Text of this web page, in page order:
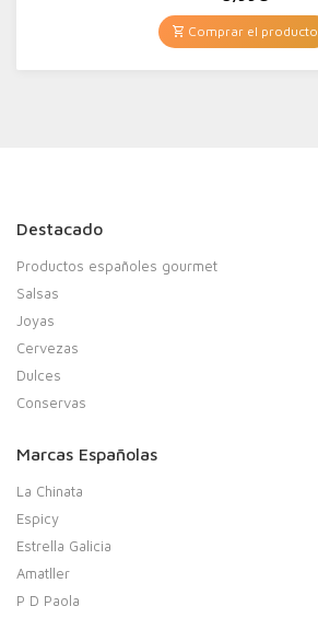
Comprar el producto
Destacado
Productos españoles gourmet
Salsas
Joyas
Cervezas
Dulces
Conservas
Marcas Españolas
La Chinata
Espicy
Estrella Galicia
Amatller
P D Paola